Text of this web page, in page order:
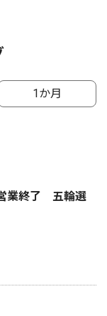
1か月
業終了 五輪選